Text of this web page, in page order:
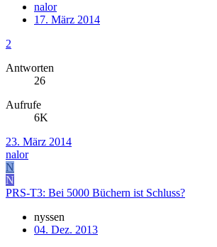
nalor
17. März 2014
2
Antworten
26
Aufrufe
6K
23. März 2014
nalor
N
N
PRS-T3: Bei 5000 Büchern ist Schluss?
nyssen
04. Dez. 2013